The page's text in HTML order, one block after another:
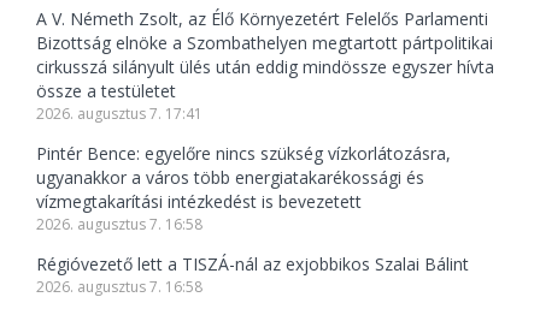
A V. Németh Zsolt, az Élő Környezetért Felelős Parlamenti
Bizottság elnöke a Szombathelyen megtartott pártpolitikai
cirkusszá silányult ülés után eddig mindössze egyszer hívta
össze a testületet
2026. augusztus 7. 17:41
Pintér Bence: egyelőre nincs szükség vízkorlátozásra,
ugyanakkor a város több energiatakarékossági és
vízmegtakarítási intézkedést is bevezetett
2026. augusztus 7. 16:58
Régióvezető lett a TISZÁ-nál az exjobbikos Szalai Bálint
2026. augusztus 7. 16:58